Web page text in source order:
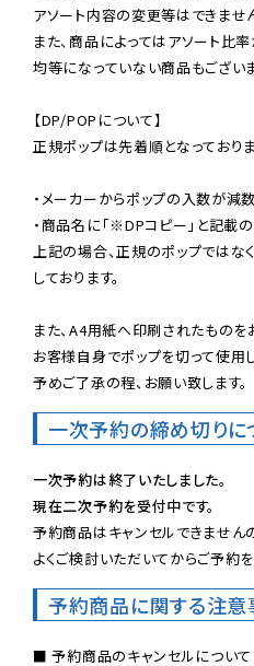
アソート内容の変更等はできませ
また、商品によってはアソート比
均等になっていない商品もございま
【DP/POPについて】
正規ポップは先着順となっておりま
・メーカーからポップの入数が減
・商品名に「※DPコピー」と記載
上記の場合、正規のポップではな
しております。
また、A4用紙へ印刷されたものを
お客様自身でポップを切って使用
予めご了承の程、お願い致します。
一次予約の締め切りに
一次予約は終了いたしました。
現在二次予約を受付中です。
予約商品はキャンセルできません
よくご検討いただいてからご予約を
予約商品に関する注意